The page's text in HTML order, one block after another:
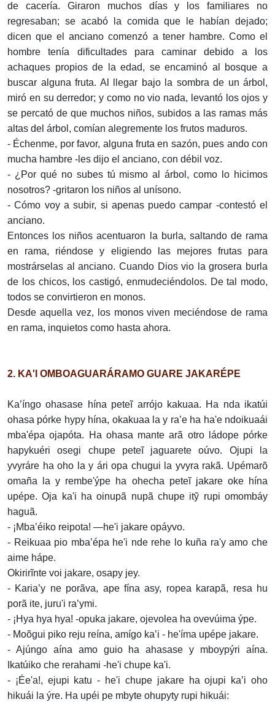
de cacería. Giraron muchos días y los familiares no
regresaban; se acabó la comida que le habían dejado;
dicen que el anciano comenzó a tener hambre. Como el
hombre tenía dificultades para caminar debido a los
achaques propios de la edad, se encaminó al bosque a
buscar alguna fruta. Al llegar bajo la sombra de un árbol,
miró en su derredor; y como no vio nada, levantó los ojos y
se percató de que muchos niños, subidos a las ramas más
altas del árbol, comían alegremente los frutos maduros.
- Échenme, por favor, alguna fruta en sazón, pues ando con
mucha hambre -les dijo el anciano, con débil voz.
- ¿Por qué no subes tú mismo al árbol, como lo hicimos
nosotros? -gritaron los niños al unísono.
- Cómo voy a subir, si apenas puedo campar -contestó el
anciano.
Entonces los niños acentuaron la burla, saltando de rama
en rama, riéndose y eligiendo las mejores frutas para
mostrárselas al anciano. Cuando Dios vio la grosera burla
de los chicos, los castigó, enmudeciéndolos. De tal modo,
todos se convirtieron en monos.
Desde aquella vez, los monos viven meciéndose de rama
en rama, inquietos como hasta ahora.
2. KA'I OMBOAGUARÁRAMO GUARE JAKARÉPE
Ka’íngo ohasase hína peteĩ arrójo kakuaa. Ha nda ikatúi
ohasa pórke hypy hína, okakuaa la y ra’e ha ha'e ndoikuaái
mba'épa ojapóta. Ha ohasa mante arã otro ládope pórke
hapykuéri osegi chupe peteĩ jaguarete oúvo. Ojupi la
yvyráre ha oho la y ári opa chugui la yvyra rakã. Upémarõ
omaña la y rembe'ýpe ha ohecha peteĩ jakare oke hína
upépe. Oja ka'i ha oinupã nupã chupe itỹ rupi omombáy
haguã.
- ¡Mba’éiko reipota! —he'i jakare opáyvo.
- Reikuaa pio mba’épa he'i nde rehe lo kuña ra'y amo che
aime hápe.
Okirirĩnte voi jakare, osapy jey.
- Karia’y ne porãva, ape fína asy, ropea karapã, resa hu
porã ite, juru'i ra’ymi.
- ¡Hya hya hya! -opuka jakare, ojevolea ha ovevúima ýpe.
- Moõgui piko reju reína, amígo ka’i - he'íma upépe jakare.
- Ajúngo aína amo guio ha ahasase y mboypýri aína.
Ikatúiko che rerahami -he'i chupe ka'i.
- ¡Ée'a!, ejupi katu - he'i chupe jakare ha ojupi ka’i oho
hikuái la ýre. Ha upéi pe mbyte ohupyty rupi hikuái: